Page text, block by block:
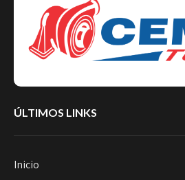
ÚLTIMOS LINKS
Inicio